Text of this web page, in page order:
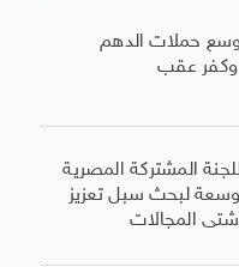
يوسع حملات الدهم
وكفر عقب
للجنة المشتركة المصرية
لبحث سبل تعزيز
شتى المجالات